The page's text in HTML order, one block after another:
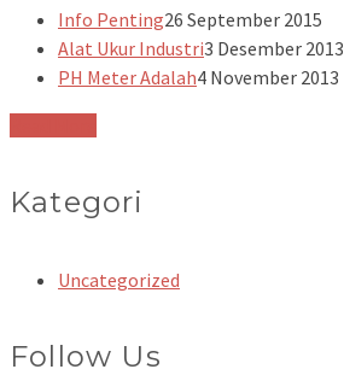
Info Penting26 September 2015
Alat Ukur Industri3 Desember 2013
PH Meter Adalah4 November 2013
Kategori
Uncategorized
Follow Us